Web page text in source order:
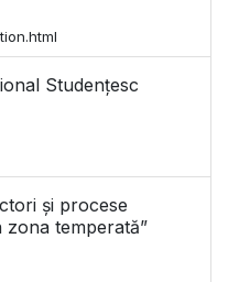
Studențesc
și procese
zona temperată”